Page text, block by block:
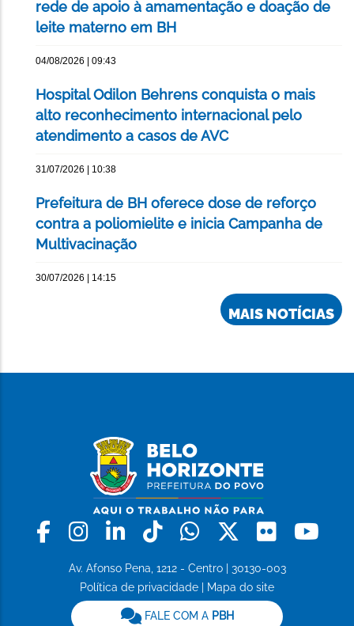
rede de apoio à amamentação e doação de
leite materno em BH
04/08/2026 | 09:43
Hospital Odilon Behrens conquista o mais
alto reconhecimento internacional pelo
atendimento a casos de AVC
31/07/2026 | 10:38
Prefeitura de BH oferece dose de reforço
contra a poliomielite e inicia Campanha de
Multivacinação
30/07/2026 | 14:15
MAIS NOTÍCIAS
Facebook
Instagram
LinkedinTiktokWhatsapp
X Flickr
Av. Afonso Pena, 1212 - Centro | 30130-003
Política de privacidade
Mapa do site
FALE COM A PBH